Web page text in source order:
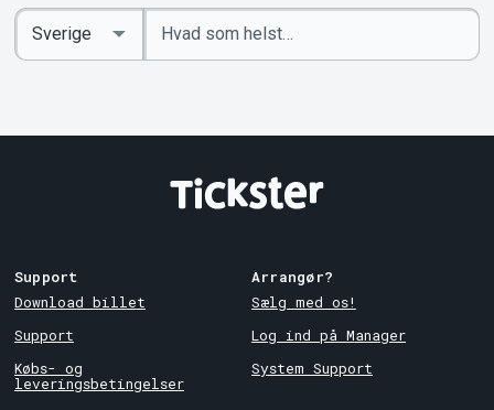
Indtast
søgeord
Select
Country
Support
Download billet
Support
Købs- og
leveringsbetingelser
Arrangør?
Sælg med os!
Log ind på Manager
System Support